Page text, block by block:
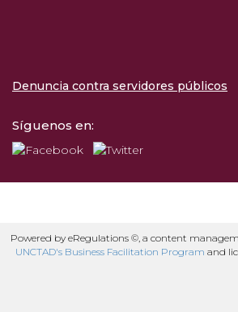
Denuncia contra servidores públicos
Síguenos en:
Powered by eRegulations ©, a content
UNCTAD's Business Facilitation Program and